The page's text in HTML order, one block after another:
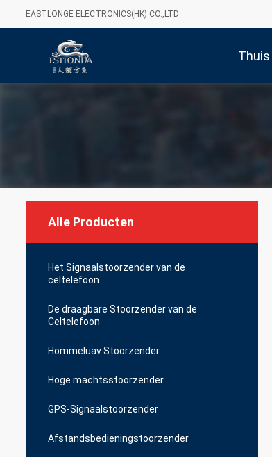
EASTLONGE ELECTRONICS(HK) CO.,LTD
Thuis
Alle Producten
Het Signaalstoorzender van de
celtelefoon
De draagbare Stoorzender van de
Celtelefoon
Hommeluav Stoorzender
Hoge machtsstoorzender
GPS-Signaalstoorzender
Afstandsbedieningstoorzender